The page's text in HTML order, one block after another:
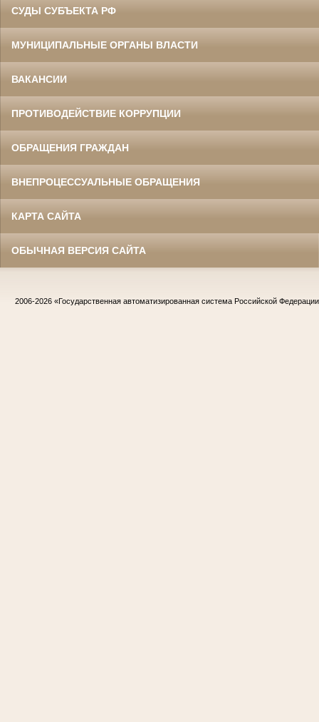
СУДЫ СУБЪЕКТА РФ
МУНИЦИПАЛЬНЫЕ ОРГАНЫ ВЛАСТИ
ВАКАНСИИ
ПРОТИВОДЕЙСТВИЕ КОРРУПЦИИ
ОБРАЩЕНИЯ ГРАЖДАН
ВНЕПРОЦЕССУАЛЬНЫЕ ОБРАЩЕНИЯ
КАРТА САЙТА
ОБЫЧНАЯ ВЕРСИЯ САЙТА
2006-2026 «Государственная автоматизированная система Российской